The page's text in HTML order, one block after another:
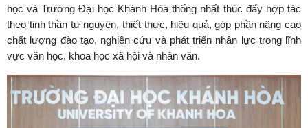
học và Trường Đại học Khánh Hòa thống nhất thúc đẩy hợp tác
theo tinh thần tự nguyện, thiết thực, hiệu quả, góp phần nâng cao
chất lượng đào tạo, nghiên cứu và phát triển nhân lực trong lĩnh
vực văn học, khoa học xã hội và nhân văn.